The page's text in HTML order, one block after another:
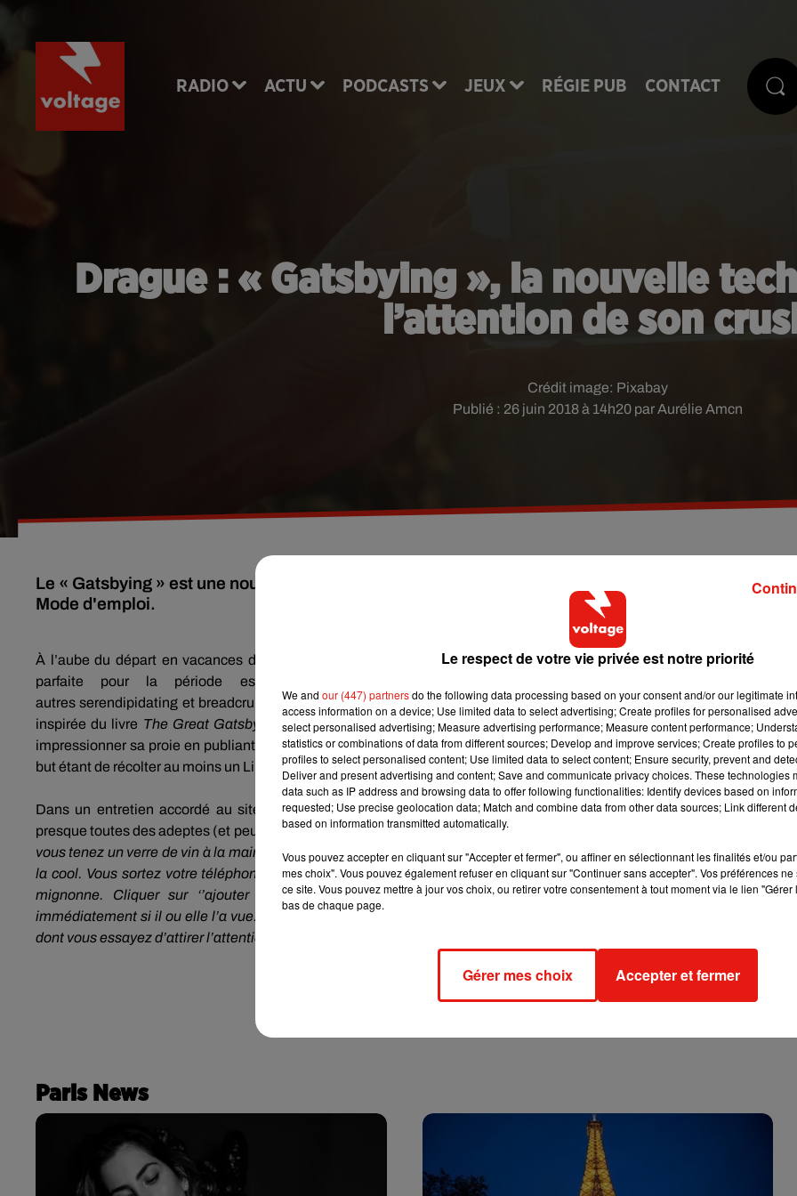
RADIO ACTU PODCASTS JEUX RÉGIE PUB CONTACT
Drague : « Gatsbying », la nouvelle
l’attention de son
Publié : 26 juin 2018 à 14h20 par Aurélie Amcn
Crédit image: Pixabay
Le « Gatsbying » est une nouvelle technique de drague qui vise à attirer l'attention de son crush.
Mode d'emploi.
À l’aube du départ en vacances d’été, il est temps de parler drague. Et ça tombe bien, car cette nouvelle tendance
parfaite pour la période estivale.
autres serendipidating et breadcrumbing, voici le « Gatsbying », une tendance bien moins perverse et plutôt
inspirée du livre The Great Gatsby de F. Scott Fitzgerald. Ce mot imaginé par le top australien Matilda Dods
impressionner sa proie en publiant des photos où l’on est à son avantage : par exemple, en bikini sur une plage de rêve.
but étant de récolter au moins un Like, voire un commentaire de soncrush.
Dans un entretien accordé au site TOMBOY BEAUTY, Matilda Dods explique cette pratique dont nous sommes
presque toutes des adeptes (et peut-être, sans le savoir!) : «Voilà comment ça se passe :
vous tenez un verre de vin à la main et vous êtes en train de rire.Votre rouge à lèvres est au top et vos cheveux ont un
la cool. Vous sortez votre téléphone et immortalisez avec une vidéo pour montrer à quel point vous vous amusez et
mignonne. Cliquer sur ‘’ajouter à laStory’’.20 minutes plus tard, vous ressortez votre téléphone et
immédiatementsi il ou elle l’a vue. Et vous savez très bien de qui je veux parer !
dont vous essayez d’attirer l’attention en postant des photos en ligne !
Paris News
Le respect de votre vie privée est notre priorité
We and our (447) partnersdo the following data processing based on your consent and/or our legitimate
access information on a device; Use limited data to select advertising; Create profiles for personalised
select personalised advertising; Measure advertising performance; Measure content performance;
statistics or combinations of data from different sources; Develop and improve services; Create profiles to
profiles to select personalised content; Use limited data to select content; Ensure security, prevent and
Deliver and present advertising and content; Save and communicate privacy choices. These technologies
data such as IP address and browsing data to offer following functionalities: Identify devices based on
requested; Use precise geolocation data; Match and combine data from other data sources; Link different
based on information transmitted automatically.
Vous pouvez accepter en cliquant sur "Accepter et fermer", ou affiner en sélectionnant les finalités et/ou
mes choix". Vous pouvez également refuser en cliquant sur "Continuer sans accepter". Vos préférences
ce site. Vous pouvez mettre à jour vos choix, ou retirer votre consentement à tout moment via le lien
bas de chaque page.
Gérer mes choix Accepter et fermer